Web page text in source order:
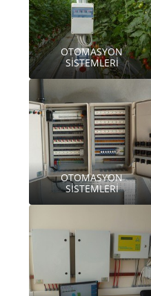
OTOMASYON
SİSTEMLERİ
OTOMASYON
SİSTEMLERİ